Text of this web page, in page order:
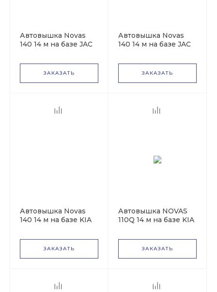
Автовышка Novas
140 14 м на базе JAC
ЗАКАЗАТЬ
Автовышка Novas
140 14 м на базе JAC
ЗАКАЗАТЬ
Автовышка Novas
140 14 м на базе KIA
ЗАКАЗАТЬ
Автовышка NOVAS
110Q 14 м на базе KIA
ЗАКАЗАТЬ